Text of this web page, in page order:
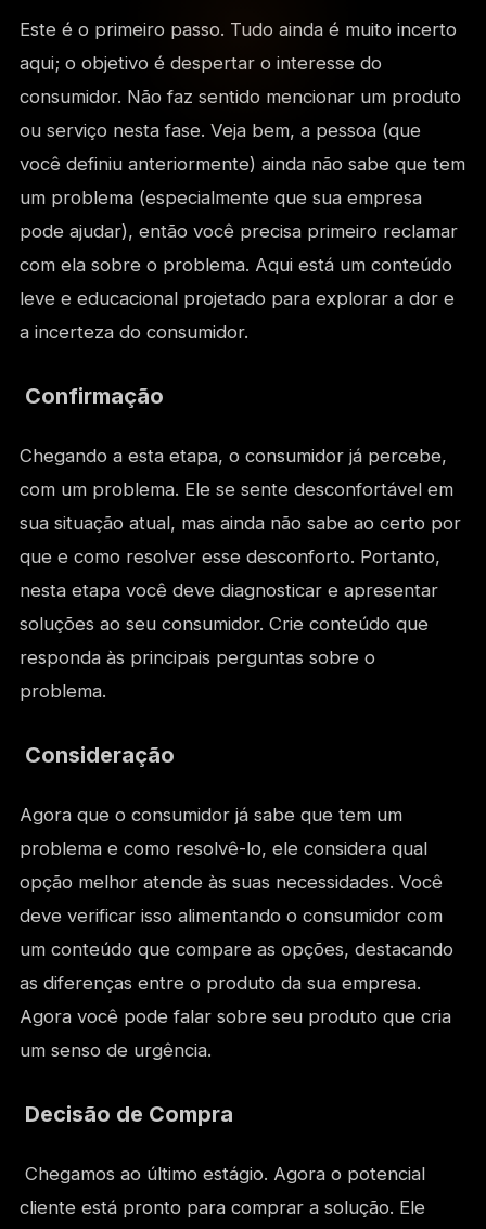
Este é o primeiro passo. Tudo ainda é muito incerto
aqui; o objetivo é despertar o interesse do
consumidor. Não faz sentido mencionar um produto
ou serviço nesta fase. Veja bem, a pessoa (que
você definiu anteriormente) ainda não sabe que tem
um problema (especialmente que sua empresa
pode ajudar), então você precisa primeiro reclamar
com ela sobre o problema. Aqui está um conteúdo
leve e educacional projetado para explorar a dor e
a incerteza do consumidor.
Confirmação
Chegando a esta etapa, o consumidor já percebe,
com um problema. Ele se sente desconfortável em
sua situação atual, mas ainda não sabe ao certo por
que e como resolver esse desconforto. Portanto,
nesta etapa você deve diagnosticar e apresentar
soluções ao seu consumidor. Crie conteúdo que
responda às principais perguntas sobre o
problema.
Consideração
Agora que o consumidor já sabe que tem um
problema e como resolvê-lo, ele considera qual
opção melhor atende às suas necessidades. Você
deve verificar isso alimentando o consumidor com
um conteúdo que compare as opções, destacando
as diferenças entre o produto da sua empresa.
Agora você pode falar sobre seu produto que cria
um senso de urgência.
Decisão de Compra
Chegamos ao último estágio. Agora o potencial
cliente está pronto para comprar a solução. Ele